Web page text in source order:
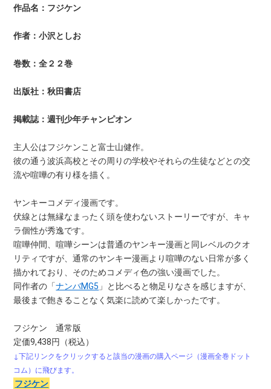
作品名：フジケン
作者：小沢としお
巻数：全２２巻
出版社：秋田書店
掲載誌：週刊少年チャンピオン
主人公はフジケンこと富士山健作。
彼の通う波浜高校とその周りの学校やそれらの生徒などとの交
流や喧嘩の有り様を描く。
ヤンキーコメディ漫画です。
伏線とは無縁なまったく頭を使わないストーリーですが、キャ
ラ個性が秀逸です。
喧嘩仲間、喧嘩シーンは普通のヤンキー漫画と同レベルのクオ
リティですが、通常のヤンキー漫画より喧嘩のない日常が多く
描かれており、そのためコメディ色の強い漫画でした。
同作者の「ナンバMG5 」と比べると物足りなさを感じますが、
最後まで飽きることなく気楽に読めて楽しかったです。
フジケン 通常版
定価9,438円（税込）
↓下記リンクをクリックすると該当の漫画の購入ページ（漫画全巻ドット
コム）に飛びます。
フジケン